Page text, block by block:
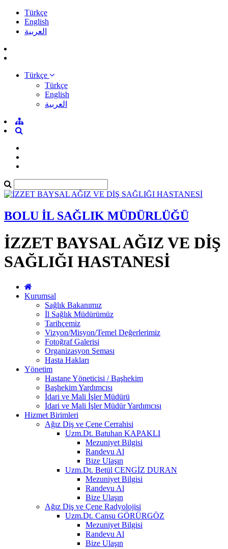
Türkçe
English
العربية
Türkçe
Türkçe
English
العربية
BOLU İL SAĞLIK MÜDÜRLÜĞÜ
İZZET BAYSAL AĞIZ VE DİŞ
SAĞLIĞI HASTANESİ
Kurumsal
Sağlık Bakanımız
İl Sağlık Müdürümüz
Tarihçemiz
Vizyon/Misyon/Temel Değerlerimiz
Fotoğraf Galerisi
Organizasyon Şeması
Hasta Hakları
Yönetim
Hastane Yöneticisi / Başhekim
Başhekim Yardımcısı
İdari ve Mali İşler Müdürü
İdari ve Mali İşler Müdür Yardımcısı
Hizmet Birimleri
Ağız Diş ve Çene Cerrahisi
Uzm.Dt. Batuhan KAPAKLI
Mezuniyet Bilgisi
Randevu Al
Bize Ulaşın
Uzm.Dt. Betül CENGİZ DURAN
Mezuniyet Bilgisi
Randevu Al
Bize Ulaşın
Ağız Diş ve Çene Radyolojisi
Uzm.Dt. Cansu GÖRÜRGÖZ
Mezuniyet Bilgisi
Randevu Al
Bize Ulaşın